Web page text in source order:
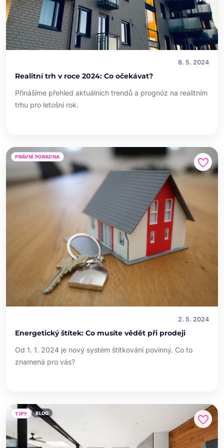
8. 5. 2024
Realitní trh v roce 2024: Co očekávat?
Přinášíme přehled aktuálních trendů a prognóz na realitním
trhu pro letošní rok.
PRÁVNÍ PORADNA favorite
2. 5. 2024
Energetický štítek: Co musíte vědět při prodeji
Od 1. 1. 2024 je nový systém štítkování povinný. Co to
znamená pro vás?
TIPY BLOG favorite